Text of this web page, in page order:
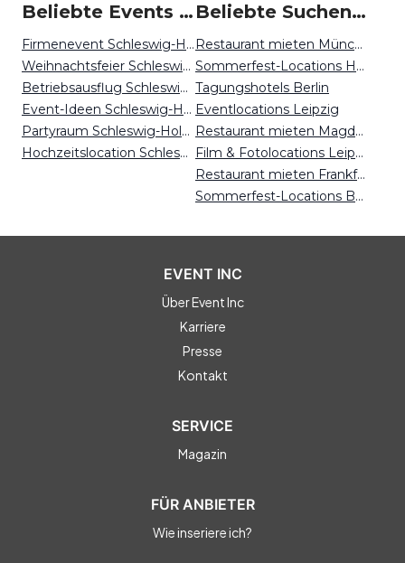
Beliebte Events in Schleswig-Holstein
Firmenevent Schleswig-Holstein
Weihnachtsfeier Schleswig-Holstein
Betriebsausflug Schleswig-Holstein
Event-Ideen Schleswig-Holstein
Partyraum Schleswig-Holstein
Hochzeitslocation Schleswig-Holstein
Beliebte Suchen auf Event Inc
Restaurant mieten München
Sommerfest-Locations Hannover
Tagungshotels Berlin
Eventlocations Leipzig
Restaurant mieten Magdeburg
Film & Fotolocations Leipzig
Restaurant mieten Frankfurt
Sommerfest-Locations Bonn
EVENT INC
Über Event Inc
Karriere
Presse
Kontakt
SERVICE
Magazin
FÜR ANBIETER
Wie inseriere ich?